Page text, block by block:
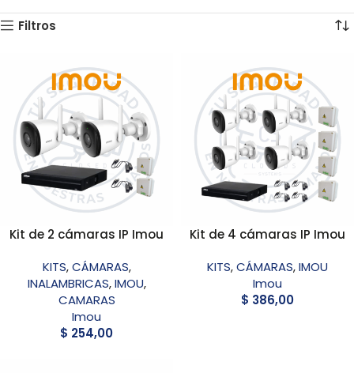
Filtros
Kit de 2 cámaras IP Imou
KITS,CÁMARAS,
INALAMBRICAS,IMOU,
CAMARAS
Imou
$ 254,00
Kit de 4 cámaras IP Imou
KITS,CÁMARAS,IMOU
Imou
$ 386,00